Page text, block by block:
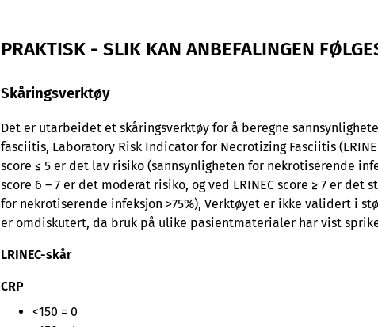
PRAKTISK - SLIK KAN ANBEFALINGEN
Skåringsverktøy
Det er utarbeidet et skåringsverktøy for å beregne
fasciitis, Laboratory Risk Indicator for Necrotizing Fasciitis
score ≤ 5 er det lav risiko (sannsynligheten for nekrotiserende
score 6 – 7 er det moderat risiko, og ved LRINEC score ≥ 7 er det
for nekrotiserende infeksjon >75%), Verktøyet er ikke validert i
er omdiskutert, da bruk på ulike pasientmaterialer har vist
LRINEC-skår
CRP
<150 = 0